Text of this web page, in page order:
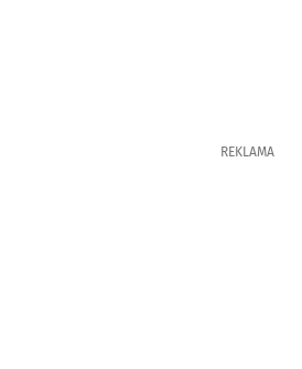
REKLAMA